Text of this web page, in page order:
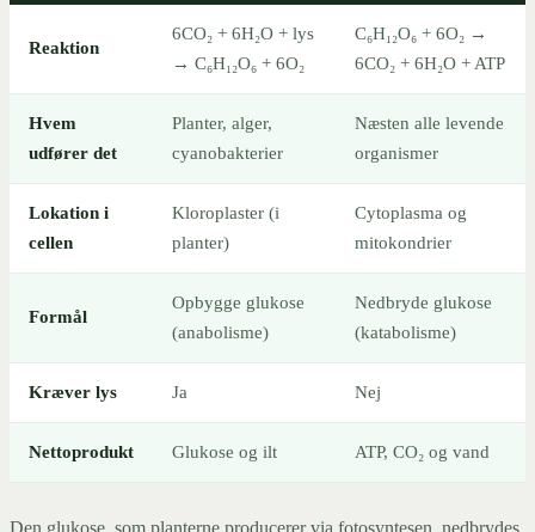
Reaktion
6CO₂ + 6H₂O + lys
→ C₆H₁₂O₆ + 6O₂
C₆H₁₂O₆ + 6O₂ →
6CO₂ + 6H₂O + ATP
Hvem
udfører det
Planter, alger,
cyanobakterier
Næsten alle levende
organismer
Lokation i
cellen
Kloroplaster (i
planter)
Cytoplasma og
mitokondrier
Formål
Opbygge glukose
(anabolisme)
Nedbryde glukose
(katabolisme)
Kræver lys Ja Nej
Nettoprodukt Glukose og ilt ATP, CO₂ og vand